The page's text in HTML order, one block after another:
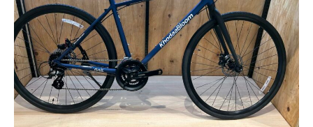
イベント
特集